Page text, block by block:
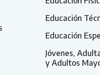
Educación
Educación
Jóvenes,
y Adultos